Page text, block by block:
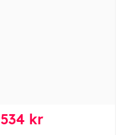
534 kr